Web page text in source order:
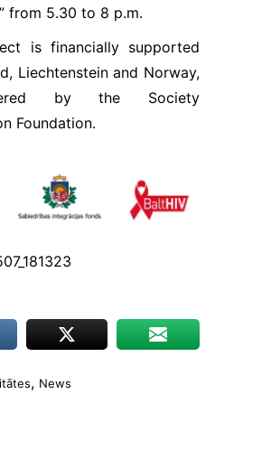
from 5.30 to 8 p.m.
is financially supported
Liechtenstein and Norway,
by the Society
Foundation.
, News